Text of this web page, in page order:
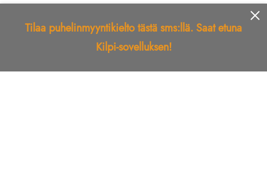
Tilaa puhelinmyyntikielto tästä sms:llä. Saat etuna
Kilpi-sovelluksen!